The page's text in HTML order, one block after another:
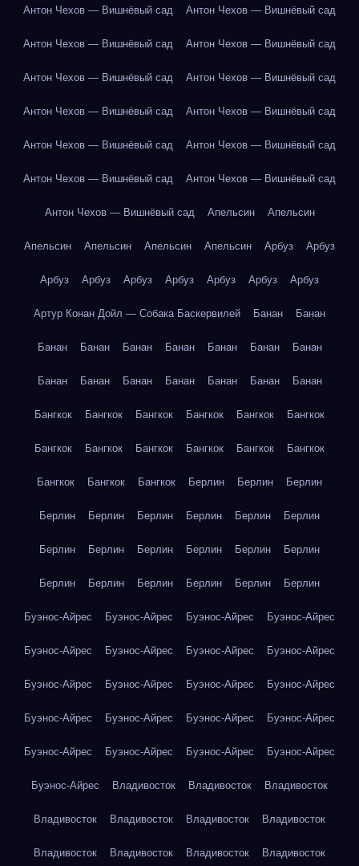
Антон Чехов — Вишнёвый сад Антон Чехов — Вишнёвый сад
Антон Чехов — Вишнёвый сад Антон Чехов — Вишнёвый сад
Антон Чехов — Вишнёвый сад Антон Чехов — Вишнёвый сад
Антон Чехов — Вишнёвый сад Антон Чехов — Вишнёвый сад
Антон Чехов — Вишнёвый сад Антон Чехов — Вишнёвый сад
Антон Чехов — Вишнёвый сад Антон Чехов — Вишнёвый сад
Антон Чехов — Вишнёвый сад Апельсин Апельсин
Апельсин Апельсин Апельсин Апельсин Арбуз Арбуз
Арбуз Арбуз Арбуз Арбуз Арбуз Арбуз Арбуз
Артур Конан Дойл — Собака Баскервилей Банан Банан
Банан Банан Банан Банан Банан Банан Банан
Банан Банан Банан Банан Банан Банан Банан
Бангкок Бангкок Бангкок Бангкок Бангкок Бангкок
Бангкок Бангкок Бангкок Бангкок Бангкок Бангкок
Бангкок Бангкок Бангкок Берлин Берлин Берлин
Берлин Берлин Берлин Берлин Берлин Берлин
Берлин Берлин Берлин Берлин Берлин Берлин
Берлин Берлин Берлин Берлин Берлин Берлин
Буэнос-Айрес Буэнос-Айрес Буэнос-Айрес Буэнос-Айрес
Буэнос-Айрес Буэнос-Айрес Буэнос-Айрес Буэнос-Айрес
Буэнос-Айрес Буэнос-Айрес Буэнос-Айрес Буэнос-Айрес
Буэнос-Айрес Буэнос-Айрес Буэнос-Айрес Буэнос-Айрес
Буэнос-Айрес Буэнос-Айрес Буэнос-Айрес Буэнос-Айрес
Буэнос-Айрес Владивосток Владивосток Владивосток
Владивосток Владивосток Владивосток Владивосток
Владивосток Владивосток Владивосток Владивосток